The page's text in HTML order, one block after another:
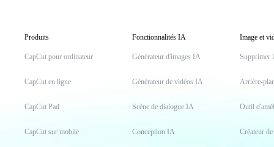
Produits
CapCut pour ordinateur
CapCut en ligne
CapCut Pad
CapCut sur mobile
Fonctionnalités IA
Générateur d'images IA
Générateur de vidéos IA
Scène de dialogue IA
Conception IA
Image et
Supprimer
Arrière-
Outil
Créateur de